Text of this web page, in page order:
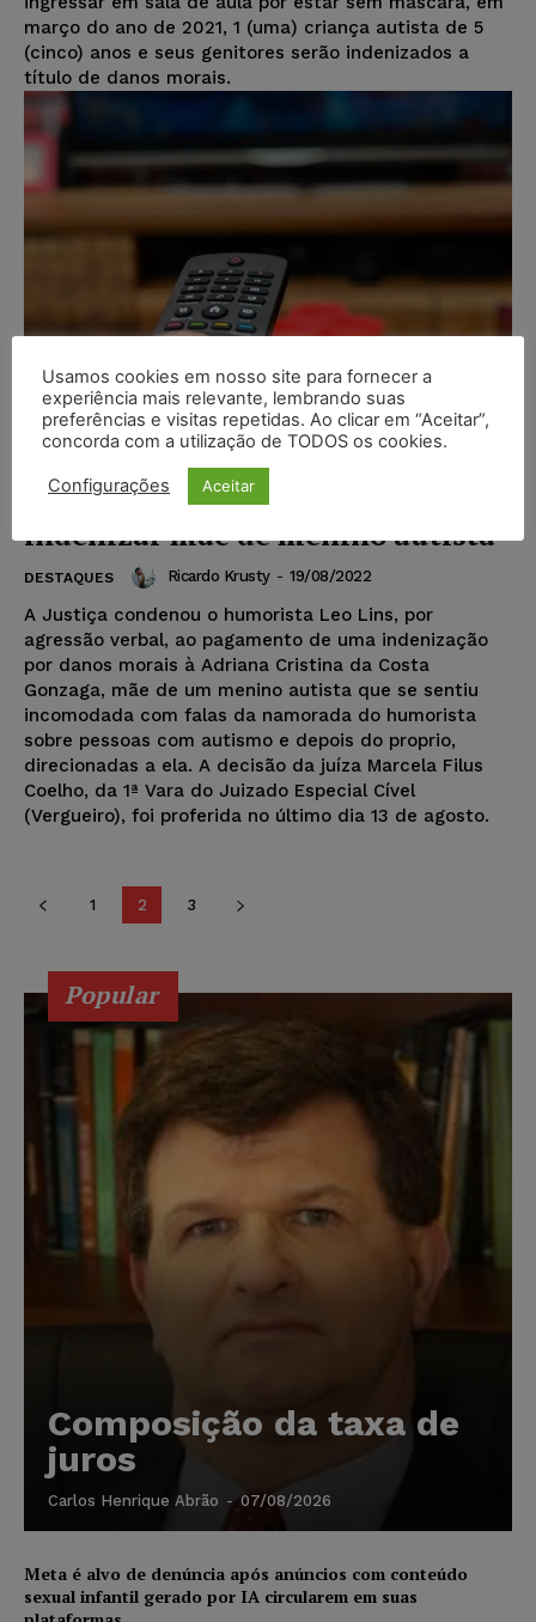
março do ano de 2021, 1 (uma) criança autista de 5
(cinco) anos e seus genitores serão indenizados a
título de danos morais.
‘Humorista’ Leo Lins é condenado
por agressão verbal e deve
indenizar mãe de menino autista
DESTAQUES Ricardo Krusty - 19/08/2022
A Justiça condenou o humorista Leo Lins, por
agressão verbal, ao pagamento de uma indenização
por danos morais à Adriana Cristina da Costa
Gonzaga, mãe de um menino autista que se sentiu
incomodada com falas da namorada do humorista
sobre pessoas com autismo e depois do proprio,
direcionadas a ela. A decisão da juíza Marcela Filus
Coelho, da 1ª Vara do Juizado Especial Cível
(Vergueiro), foi proferida no último dia 13 de agosto.
1 2 3
Popular
Composição da taxa de
juros
Carlos Henrique Abrão - 07/08/2026
Meta é alvo de denúncia após anúncios com conteúdo
sexual infantil gerado por IA circularem em suas
Usamos cookies em nosso site para fornecer a
experiência mais relevante, lembrando suas
preferências e visitas repetidas. Ao clicar em “Aceitar”,
concorda com a utilização de TODOS os cookies.
Configurações Aceitar